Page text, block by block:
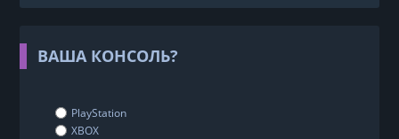
ВАША КОНСОЛЬ?
PlayStation
XBOX